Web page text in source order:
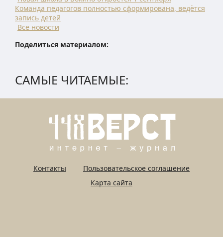
Команда педагогов полностью сформирована, ведётся
запись детей
Все новости
Поделиться материалом:
САМЫЕ ЧИТАЕМЫЕ:
Контакты
Пользовательское соглашение
Карта сайта